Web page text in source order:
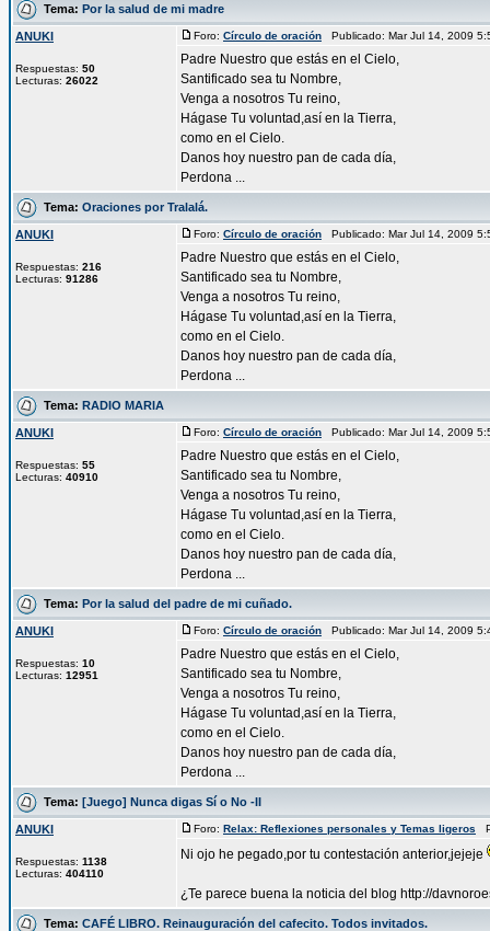
Tema: Por la salud de mi madre
ANUKI
Respuestas: 50
Lecturas: 26022
Foro: Círculo de oración Publicado: Mar Jul 14, 2009
Padre Nuestro que estás en el Cielo,
Santificado sea tu Nombre,
Venga a nosotros Tu reino,
Hágase Tu voluntad,así en la Tierra,
como en el Cielo.
Danos hoy nuestro pan de cada día,
Perdona ...
Tema: Oraciones por Tralalá.
ANUKI
Respuestas: 216
Lecturas: 91286
Foro: Círculo de oración Publicado: Mar Jul 14, 2009
Padre Nuestro que estás en el Cielo,
Santificado sea tu Nombre,
Venga a nosotros Tu reino,
Hágase Tu voluntad,así en la Tierra,
como en el Cielo.
Danos hoy nuestro pan de cada día,
Perdona ...
Tema: RADIO MARIA
ANUKI
Respuestas: 55
Lecturas: 40910
Foro: Círculo de oración Publicado: Mar Jul 14, 2009
Padre Nuestro que estás en el Cielo,
Santificado sea tu Nombre,
Venga a nosotros Tu reino,
Hágase Tu voluntad,así en la Tierra,
como en el Cielo.
Danos hoy nuestro pan de cada día,
Perdona ...
Tema: Por la salud del padre de mi cuñado.
ANUKI
Respuestas: 10
Lecturas: 12951
Foro: Círculo de oración Publicado: Mar Jul 14, 2009
Padre Nuestro que estás en el Cielo,
Santificado sea tu Nombre,
Venga a nosotros Tu reino,
Hágase Tu voluntad,así en la Tierra,
como en el Cielo.
Danos hoy nuestro pan de cada día,
Perdona ...
Tema: [Juego] Nunca digas Sí o No -II
ANUKI
Respuestas: 1138
Lecturas: 404110
Foro: Relax: Reflexiones personales y Temas ligeros
Ni ojo he pegado,por tu contestación anterior,jejeje
¿Te parece buena la noticia del blog http://
Tema: CAFÉ LIBRO. Reinauguración del cafecito. Todos invitados.